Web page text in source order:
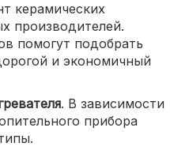
керамических
производителей.
помогут подобрать
и экономичный
. В зависимости
прибора